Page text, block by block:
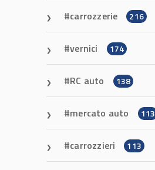
carrozzerie 216
vernici 174
RC auto 138
mercato auto 113
carrozzieri 113